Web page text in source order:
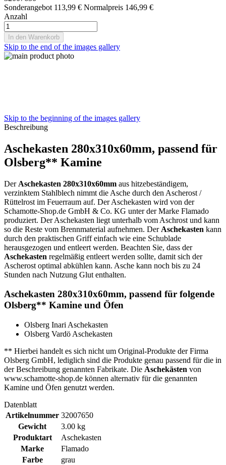
Sonderangebot 113,99 € Normalpreis 146,99 €
Anzahl
In den Warenkorb
Skip to the end of the images gallery
Skip to the beginning of the images gallery
Beschreibung
Aschekasten 280x310x60mm, passend für
Olsberg** Kamine
Der Aschekasten 280x310x60mm aus hitzebeständigem,
verzinktem Stahlblech nimmt die Asche durch den Ascherost /
Rüttelrost im Feuerraum auf. Der Aschekasten wird von der
Schamotte-Shop.de GmbH & Co. KG unter der Marke Flamado
produziert. Der Aschekasten liegt unterhalb vom Aschrost und kann
so die Reste vom Brennmaterial aufnehmen. Der Aschekasten kann
durch den praktischen Griff einfach wie eine Schublade
herausgezogen und entleert werden. Beachten Sie, dass der
Aschekasten regelmäßig entleert werden sollte, damit sich der
Ascherost optimal abkühlen kann. Asche kann noch bis zu 24
Stunden nach Nutzung Glut enthalten.
Aschekasten 280x310x60mm, passend für folgende
Olsberg** Kamine und Öfen
Olsberg Inari Aschekasten
Olsberg Vardö Aschekasten
** Hierbei handelt es sich nicht um Original-Produkte der Firma
Olsberg GmbH, lediglich sind die Produkte genau passend für die in
der Beschreibung genannten Fabrikate. Die Aschekästen von
www.schamotte-shop.de können alternativ für die genannten
Kamine und Öfen genutzt werden.
Datenblatt
Artikelnummer 32007650
Gewicht
3.00 kg
Produktart
Aschekasten
Marke
Flamado
Farbe
grau